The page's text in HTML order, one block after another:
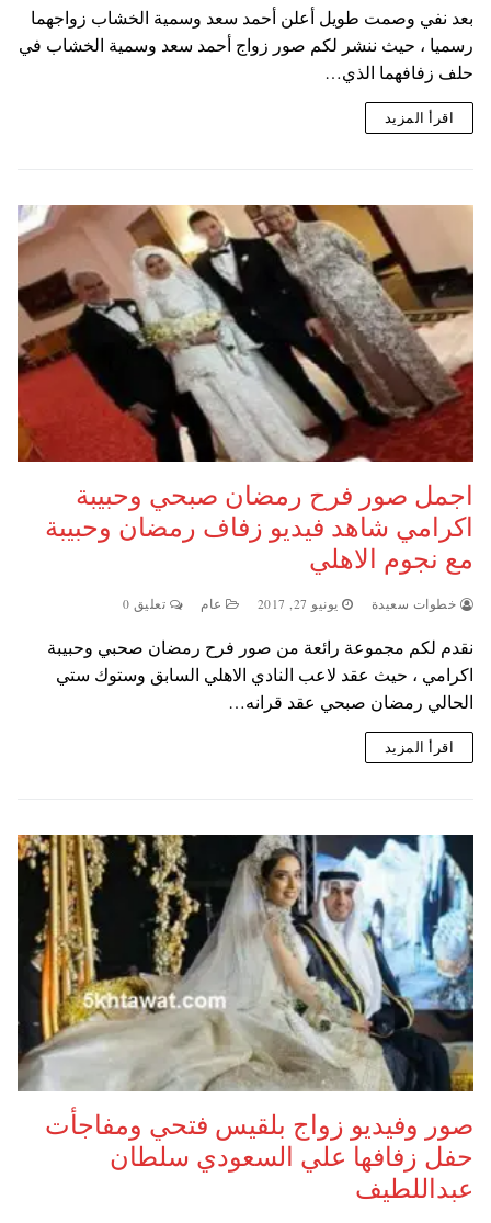
بعد نفي وصمت طويل أعلن أحمد سعد وسمية الخشاب زواجهما
رسميا ، حيث ننشر لكم صور زواج أحمد سعد وسمية الخشاب في
حلف زفافهما الذي…
اقرأ المزيد
اجمل صور فرح رمضان صبحي وحبيبة
اكرامي شاهد فيديو زفاف رمضان وحبيبة
مع نجوم الاهلي
خطوات سعيدة يونيو 27, 2017 عام تعليق 0
نقدم لكم مجموعة رائعة من صور فرح رمضان صحبي وحبيبة
اكرامي ، حيث عقد لاعب النادي الاهلي السابق وستوك ستي
الحالي رمضان صبحي عقد قرانه…
اقرأ المزيد
صور وفيديو ‫زواج بلقيس فتحي ومفاجأت
حفل زفافها علي السعودي سلطان
عبداللطيف